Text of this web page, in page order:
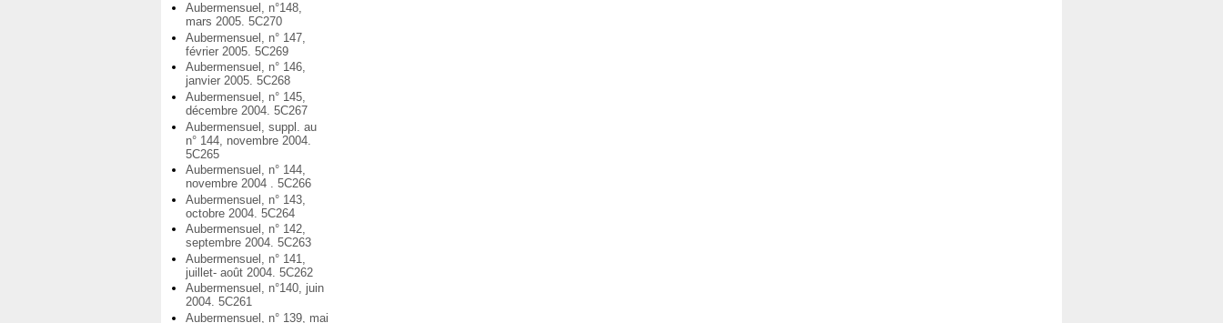
Aubermensuel, n°148,
mars 2005. 5C270
Aubermensuel, n° 147,
février 2005. 5C269
Aubermensuel, n° 146,
janvier 2005. 5C268
Aubermensuel, n° 145,
décembre 2004. 5C267
Aubermensuel, suppl. au
n° 144, novembre 2004.
5C265
Aubermensuel, n° 144,
novembre 2004 . 5C266
Aubermensuel, n° 143,
octobre 2004. 5C264
Aubermensuel, n° 142,
septembre 2004. 5C263
Aubermensuel, n° 141,
juillet- août 2004. 5C262
Aubermensuel, n°140, juin
2004. 5C261
Aubermensuel, n° 139, mai